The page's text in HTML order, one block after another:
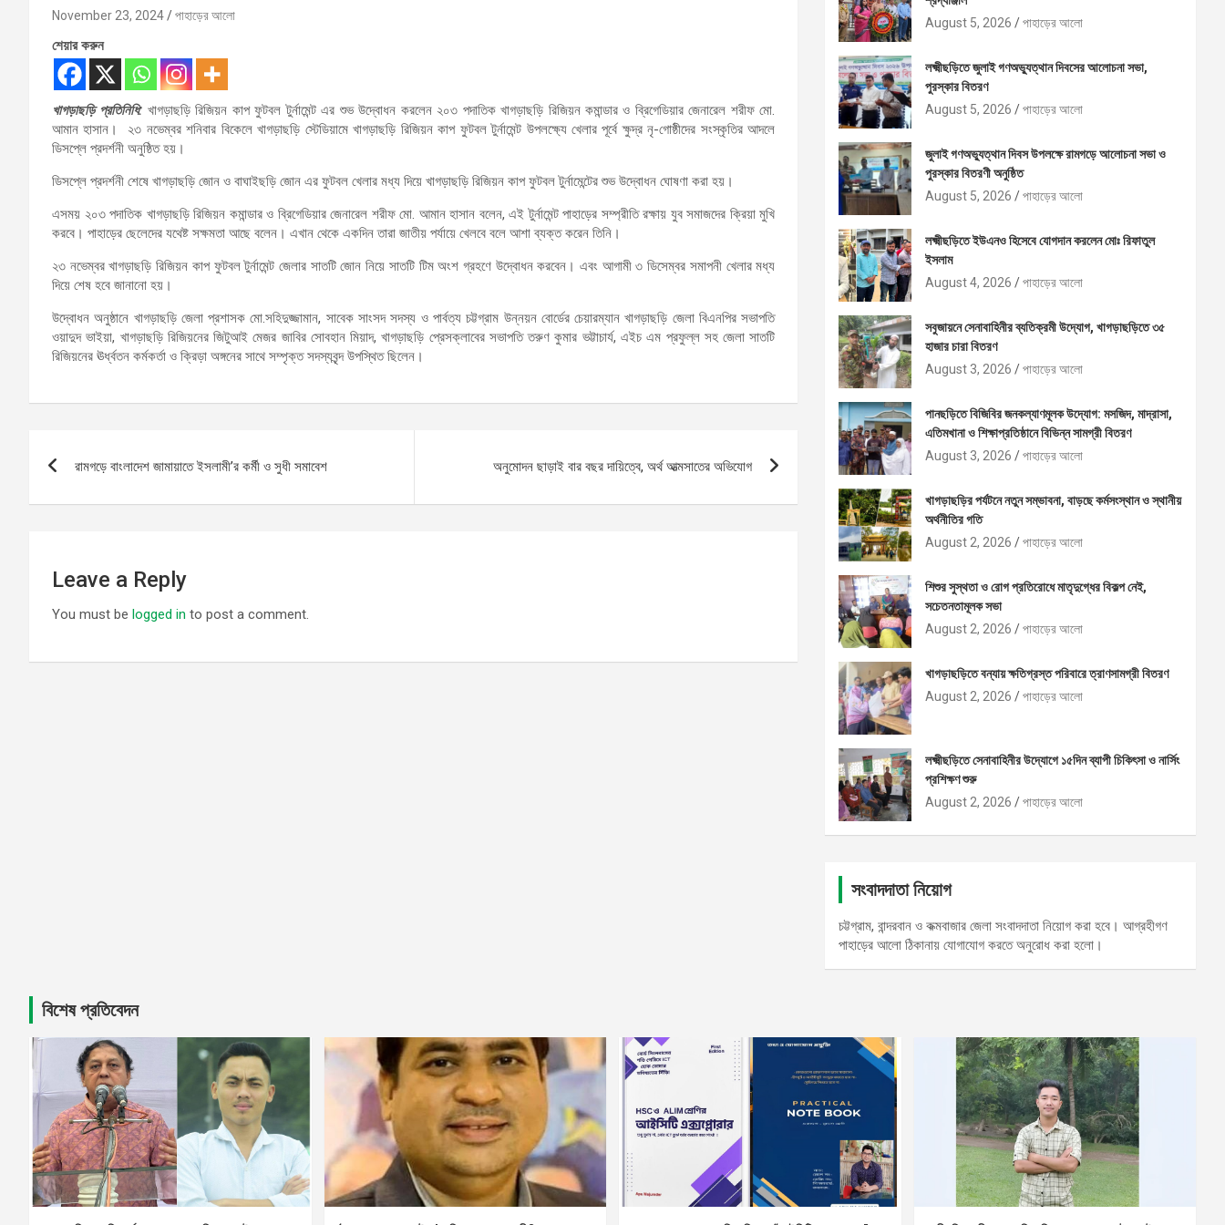
November 23, 2024 পাহাড়ের আলো
শেয়ার করুন
খাগড়াছড়ি প্রতিনিধি: খাগড়াছড়ি রিজিয়ন কাপ ফুটবল টুর্নামেন্ট এর শুভ উদ্বোধন করলেন ২০৩ পদাতিক খাগড়াছড়ি রিজিয়ন কমান্ডার ও ব্রিগেডিয়ার জেনারেল শরীফ মো.
আমান হাসান। ২৩ নভেম্বর শনিবার বিকেলে খাগড়াছড়ি স্টেডিয়ামে খাগড়াছড়ি রিজিয়ন কাপ ফুটবল টুর্নামেন্ট উপলক্ষ্যে খেলার পূর্বে ক্ষুদ্র নৃ-গোষ্ঠীদের সংস্কৃতির আদলে
ডিসপ্লে প্রদর্শনী অনুষ্ঠিত হয়।
ডিসপ্লে প্রদর্শনী শেষে খাগড়াছড়ি জোন ও বাঘাইছড়ি জোন এর ফুটবল খেলার মধ্য দিয়ে খাগড়াছড়ি রিজিয়ন কাপ ফুটবল টুর্নামেন্টের শুভ উদ্বোধন ঘোষণা করা হয়।
এসময় ২০৩ পদাতিক খাগড়াছড়ি রিজিয়ন কমান্ডার ও ব্রিগেডিয়ার জেনারেল শরীফ মো. আমান হাসান বলেন, এই টুর্নামেন্ট পাহাড়ের সম্প্রীতি রক্ষায় যুব সমাজদের ক্রিয়া মুখি
করবে। পাহাড়ের ছেলেদের যথেষ্ট সক্ষমতা আছে বলেন। এখান থেকে একদিন তারা জাতীয় পর্যায়ে খেলবে বলে আশা ব্যক্ত করেন তিনি।
২৩ নভেম্বর খাগড়াছড়ি রিজিয়ন কাপ ফুটবল টুর্নামেন্ট জেলার সাতটি জোন নিয়ে সাতটি টিম অংশ গ্রহণে উদ্বোধন করবেন। এবং আগামী ৩ ডিসেম্বর সমাপনী খেলার মধ্য
দিয়ে শেষ হবে জানানো হয়।
উদ্বোধন অনুষ্ঠানে খাগড়াছড়ি জেলা প্রশাসক মো.সহিদুজ্জামান, সাবেক সাংসদ সদস্য ও পার্বত্য চট্টগ্রাম উন্নয়ন বোর্ডের চেয়ারম্যান খাগড়াছড়ি জেলা বিএনপির সভাপতি
ওয়াদুদ ভাইয়া, খাগড়াছড়ি রিজিয়নের জিটুআই মেজর জাবির সোবহান মিয়াদ, খাগড়াছড়ি প্রেসক্লাবের সভাপতি তরুণ কুমার ভট্টাচার্য, এইচ এম প্রফুল্ল সহ জেলা সাতটি
রিজিয়নের ঊর্ধ্বতন কর্মকর্তা ও ক্রিড়া অঙ্গনের সাথে সম্পৃক্ত সদস্যবৃন্দ উপস্থিত ছিলেন।
navigation
রামগড়ে বাংলাদেশ জামায়াতে ইসলামী’র কর্মী ও সুধী সমাবেশ অনুমোদন ছাড়াই বার বছর দায়িত্বে, অর্থ আত্মসাতের অভিযোগ
Leave a Reply
You must be logged in to post a comment.
August 5, 2026
পাহাড়ের আলো
লক্ষ্মীছড়িতে জুলাই গণঅভ্যুত্থান দিবসের আলোচনা সভা,
পুরস্কার বিতরণ
August 5, 2026
পাহাড়ের আলো
জুলাই গণঅভ্যুত্থান দিবস উপলক্ষে রামগড়ে আলোচনা সভা ও
পুরস্কার বিতরণী অনুষ্ঠিত
August 5, 2026
পাহাড়ের আলো
লক্ষ্মীছড়িতে ইউএনও হিসেবে যোগদান করলেন মোঃ রিফাতুল
ইসলাম
August 4, 2026
পাহাড়ের আলো
সবুজায়নে সেনাবাহিনীর ব্যতিক্রমী উদ্যোগ, খাগড়াছড়িতে ৩৫
হাজার চারা বিতরণ
August 3, 2026
পাহাড়ের আলো
পানছড়িতে বিজিবির জনকল্যাণমূলক উদ্যোগ: মসজিদ, মাদ্রাসা,
এতিমখানা ও শিক্ষাপ্রতিষ্ঠানে বিভিন্ন সামগ্রী বিতরণ
August 3, 2026
পাহাড়ের আলো
খাগড়াছড়ির পর্যটনে নতুন সম্ভাবনা, বাড়ছে কর্মসংস্থান ও স্থানীয়
অর্থনীতির গতি
August 2, 2026
পাহাড়ের আলো
শিশুর সুস্থতা ও রোগ প্রতিরোধে মাতৃদুগ্ধের বিকল্প নেই,
সচেতনতামূলক সভা
August 2, 2026
পাহাড়ের আলো
খাগড়াছড়িতে বন্যায় ক্ষতিগ্রস্ত পরিবারে ত্রাণসামগ্রী বিতরণ
August 2, 2026
পাহাড়ের আলো
লক্ষ্মীছড়িতে সেনাবাহিনীর উদ্যোগে ১৫দিন ব্যাপী চিকিৎসা ও নার্সিং
প্রশিক্ষণ শুরু
August 2, 2026
পাহাড়ের আলো
সংবাদদাতা নিয়োগ
চট্টগ্রাম, বান্দরবান ও কক্মবাজার জেলা সংবাদদাতা নিয়োগ করা হবে। আগ্রহীগণ
পাহাড়ের আলো ঠিকানায় যোগাযোগ করতে অনুরোধ করা হলো।
বিশেষ প্রতিবেদন